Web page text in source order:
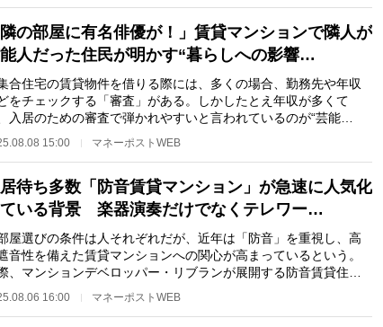
隣の部屋に有名俳優が！」賃貸マンションで隣人が
人だった住民が明かす“暮らしへの影響…
合住宅の賃貸物件を借りる際には、多くの場合、勤務先や年収
をチェックする「審査」がある。しかしたとえ年収が多くて
入居のための審査で弾かれやすいと言われているのが“芸能
”だ。エンタメウォッチ…
15:00 マネーポストWEB
待ち多数「防音賃貸マンション」が急速に人気化
ている背景 楽器演奏だけでなくテレワー…
屋選びの条件は人それぞれだが、近年は「防音」を重視し、高
音性を備えた賃貸マンションへの関心が高まっているという。
、マンションデベロッパー・リブランが展開する防音賃貸住宅
16:00 マネーポストWEB